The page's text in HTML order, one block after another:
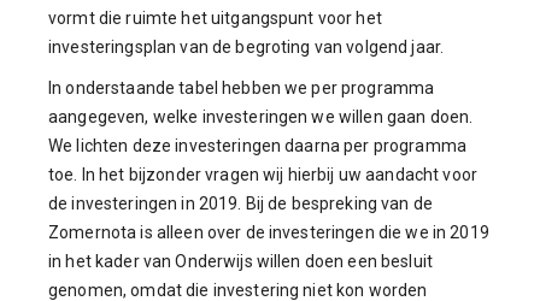
vormt die ruimte het uitgangspunt voor het
investeringsplan van de begroting van volgend jaar.
In onderstaande tabel hebben we per programma
aangegeven, welke investeringen we willen gaan doen.
We lichten deze investeringen daarna per programma
toe. In het bijzonder vragen wij hierbij uw aandacht voor
de investeringen in 2019. Bij de bespreking van de
Zomernota is alleen over de investeringen die we in 2019
in het kader van Onderwijs willen doen een besluit
genomen, omdat die investering niet kon worden